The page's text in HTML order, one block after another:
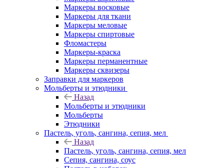
Маркеры восковые
Маркеры для ткани
Маркеры меловые
Маркеры спиртовые
Фломастеры
Маркеры-краска
Маркеры перманентные
Маркеры сквизеры
Заправки для маркеров
Мольберты и этюдники
Назад
Мольберты и этюдники
Мольберты
Этюдники
Пастель, уголь, сангина, сепия, мел
Назад
Пастель, уголь, сангина, сепия, мел
Сепия, сангина, соус